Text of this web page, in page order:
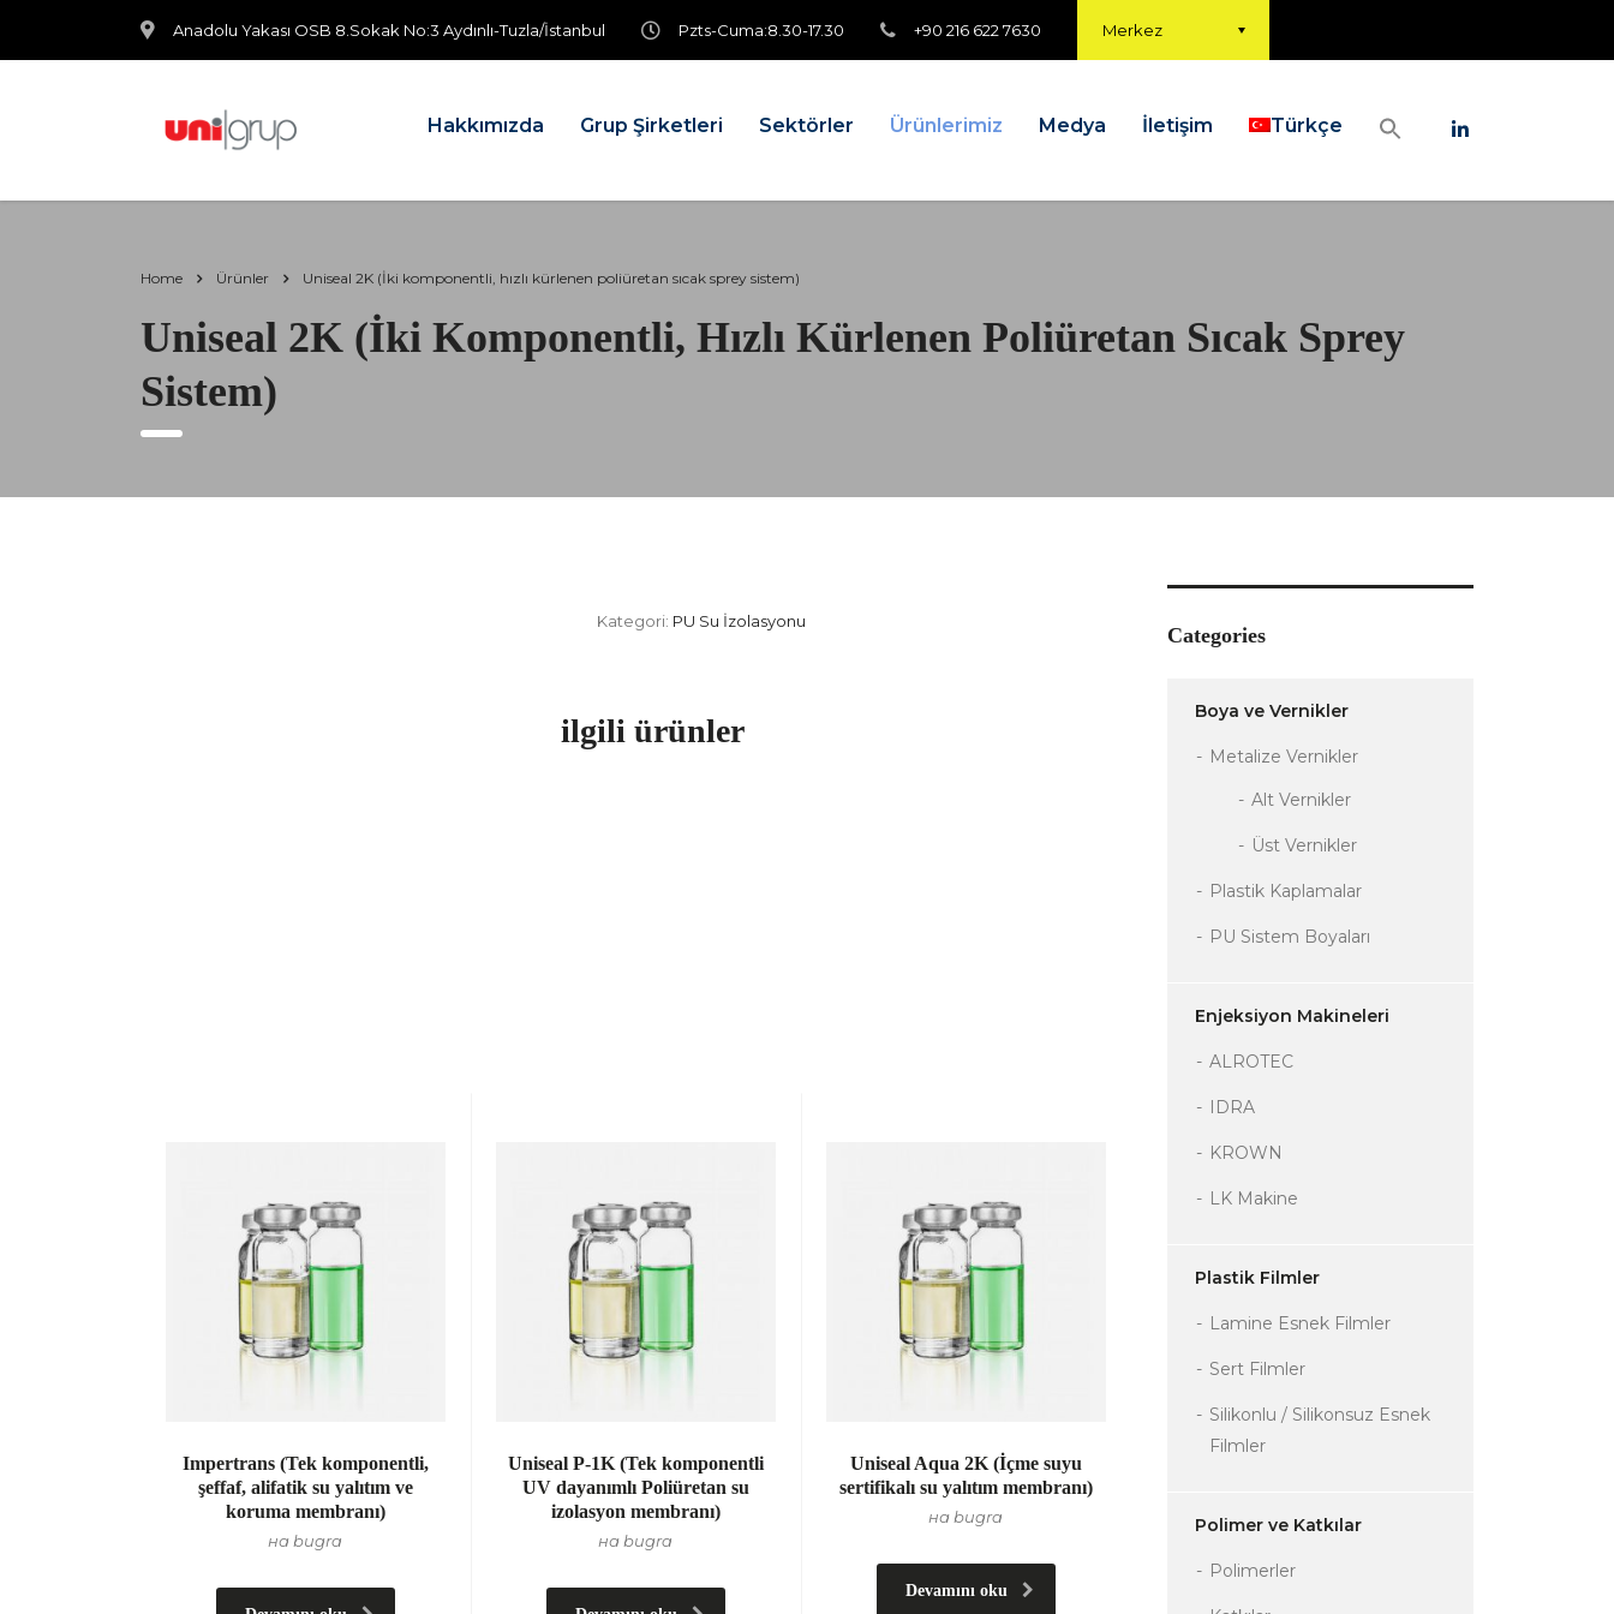
Merkez
Anadolu Yakası OSB 8.Sokak No:3 Aydınlı-Tuzla/İstanbul Pzts-Cuma:8.30-17.30 +90 216 622 7630
Hakkımızda Grup Şirketleri Sektörler Ürünlerimiz Medya İletişim Türkçe
Home Ürünler Uniseal 2K (İki komponentli, hızlı kürlenen poliüretan sıcak sprey sistem)
Uniseal 2K (İki Komponentli, Hızlı Kürlenen Poliüretan Sıcak Sprey
Sistem)
Kategori: PU Su İzolasyonu
ilgili ürünler
Impertrans (Tek komponentli,
şeffaf, alifatik su yalıtım ve
koruma membranı)
на bugra
Uniseal P-1K (Tek komponentli
UV dayanımlı Poliüretan su
izolasyon membranı)
на bugra
Uniseal Aqua 2K (İçme suyu
sertifikalı su yalıtım membranı)
на bugra
Devamını oku
Categories
Boya ve Vernikler
Metalize Vernikler
Alt Vernikler
Üst Vernikler
Plastik Kaplamalar
PU Sistem Boyaları
Enjeksiyon Makineleri
ALROTEC
IDRA
KROWN
LK Makine
Plastik Filmler
Lamine Esnek Filmler
Sert Filmler
Silikonlu / Silikonsuz Esnek
Filmler
Polimer ve Katkılar
Polimerler